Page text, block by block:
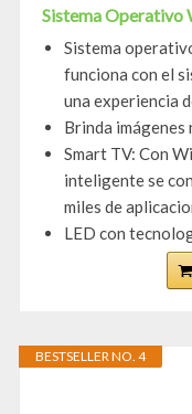
Sistema Operativo
Sistema
funciona con el
una experiencia
Brinda
Smart TV: Con
inteligente se
miles de
LED con
BESTSELLER NO. 4